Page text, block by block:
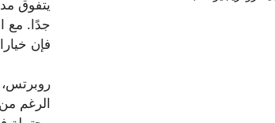
يتفوق
جدًا. مع
فإن
روبرتس،